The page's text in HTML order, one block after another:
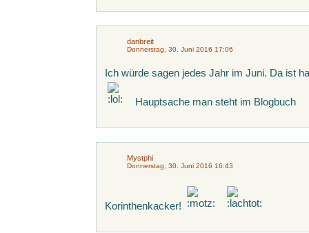
danbreit
Donnerstag, 30. Juni 2016 17:06
Ich würde sagen jedes Jahr im Juni. Da ist
Hauptsache man steht im Blogbuch
Mystphi
Donnerstag, 30. Juni 2016 16:43
Korinthenkacker!